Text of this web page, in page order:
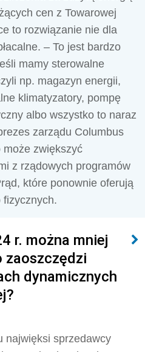
cen z Towarowej
to rozwiązanie nie dla
– To jest bardzo
mamy sterowalne
np. magazyn energii,
klimatyzatory, pompę
albo wszystko to naraz
zarządu Columbus
może zwiększyć
z rządowych programów
które ponownie oferują
fizycznych.
r. można mniej
zaoszczędzi
dynamicznych
najwięksi sprzedawcy